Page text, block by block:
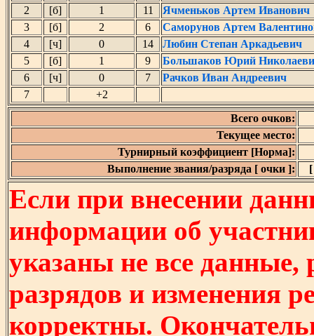
2
[б] 1 11
Ячменьков Артем Иванович
3
[б] 2 6
Саморунов Артем
4
[ч] 0 14
Любин Степан Аркадьевич
5
[б] 1 9
Большаков Юрий
6
[ч] 0 7
Рачков Иван Андреевич
7
+2
Всего очков:
Текущее место:
Турнирный коэффициент [Норма]:
Выполнение звания/разряда [ очки ]:
Если при внесении
информации об
указаны не все
разрядов и изменения
корректны.